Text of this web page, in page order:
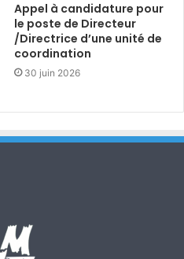
Appel à candidature pour
le poste de Directeur
/Directrice d’une unité de
coordination
30 juin 2026